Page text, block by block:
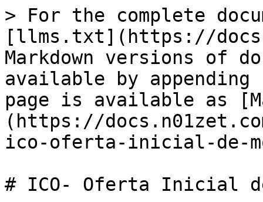
> For the complete
[llms.txt](https://
Markdown versions of
available by
page is available as
(https://
ico-oferta-inicial-de-
# ICO- Oferta Inicial de